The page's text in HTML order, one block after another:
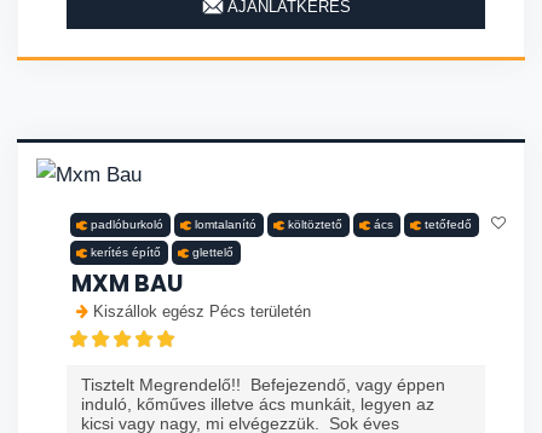
AJÁNLATKÉRÉS
padlóburkoló lomtalanító költöztető ács tetőfedő
kerítés építő glettelő
MXM BAU
Kiszállok egész Pécs területén
Tisztelt Megrendelő!! Befejezendő, vagy éppen
induló, kőműves illetve ács munkáit, legyen az
kicsi vagy nagy, mi elvégezzük. Sok éves